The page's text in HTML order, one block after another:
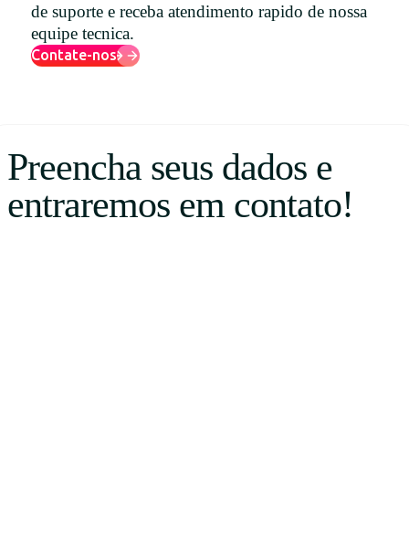
Uruguay
USA
English
Português
de suporte e receba atendimento rapido de nossa
equipe tecnica.
Contate-nos
Preencha seus dados e
entraremos em contato!